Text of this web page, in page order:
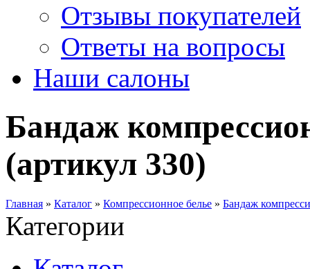
Отзывы покупателей
Ответы на вопросы
Наши салоны
Бандаж
(артикул 330)
Главная » Каталог » Компрессионное белье » Бандаж
Категории